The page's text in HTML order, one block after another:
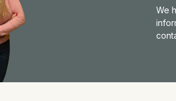
We